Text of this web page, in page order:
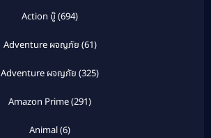
Action บู๊(694)
Adventure ผจญภัย (61)
Adventure ผจญภัย (325)
Amazon Prime(291)
Animal(6)